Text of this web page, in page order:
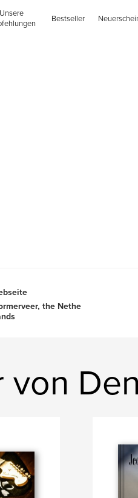
Unsere
Bestseller
the Nethe
von